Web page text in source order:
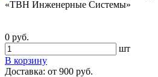
0 руб.
шт
В корзину
Доставка: от 900 руб.